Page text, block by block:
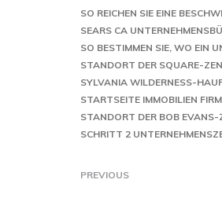
SO REICHEN SIE EINE
SEARS CA
SO BESTIMMEN SIE, WO EIN
STANDORT DER SQUARE-
SYLVANIA WILDERNESS-
STARTSEITE IMMOBILIEN
STANDORT DER BOB EVANS-
SCHRITT 2
PREVIOUS